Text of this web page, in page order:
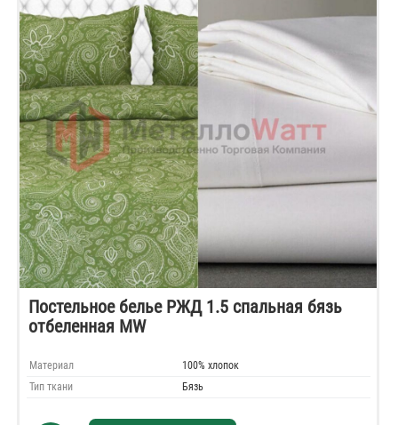
Постельное белье РЖД 1.5 спальная бязь
отбеленная MW
Материал
100% хлопок
Тип ткани
Бязь